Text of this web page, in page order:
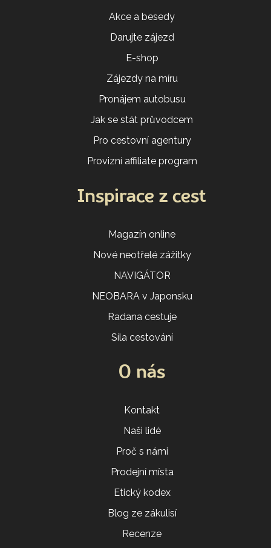
Akce a besedy
Darujte zájezd
E-shop
Zájezdy na míru
Pronájem autobusu
Jak se stát průvodcem
Pro cestovní agentury
Provizní affiliate program
Inspirace z cest
Magazín online
Nové neotřelé zážitky
NAVIGÁTOR
NEOBARA v Japonsku
Radana cestuje
Síla cestování
O nás
Kontakt
Naši lidé
Proč s námi
Prodejní místa
Etický kodex
Blog ze zákulisí
Recenze